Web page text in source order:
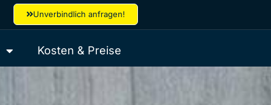
Unverbindlich anfragen!
Kosten & Preise